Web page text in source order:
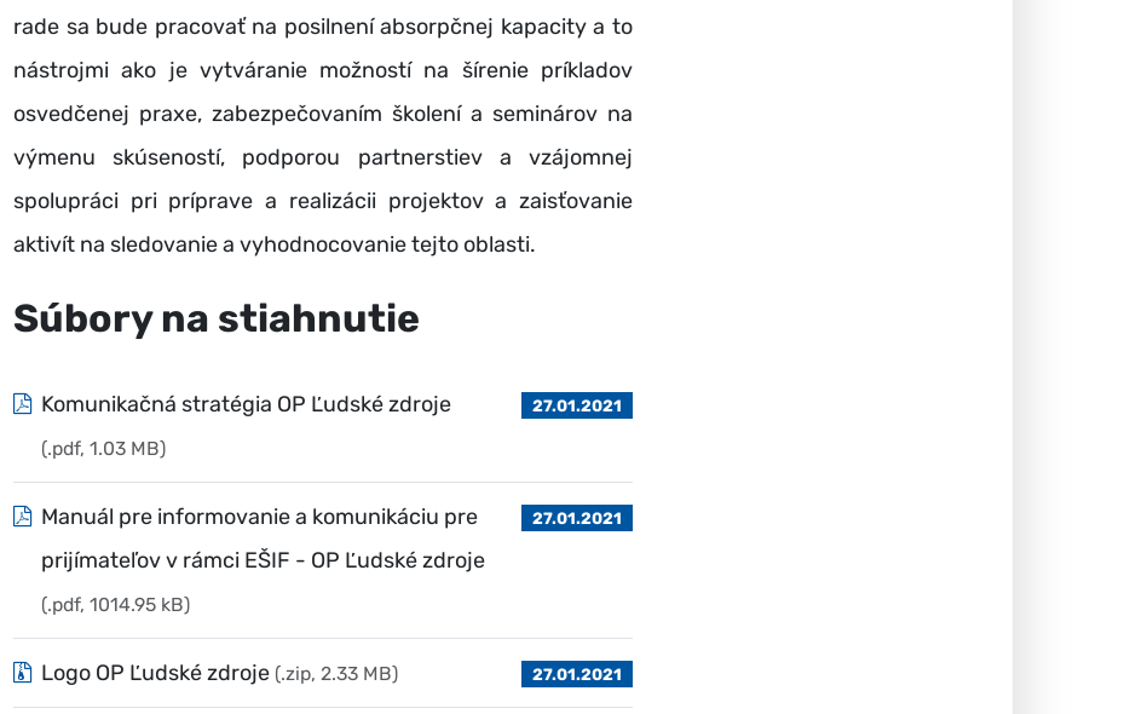
rade sa bude pracovať na posilnení absorpčnej kapacity a to
nástrojmi ako je vytváranie možností na šírenie príkladov
osvedčenej praxe, zabezpečovaním školení a seminárov na
výmenu skúseností, podporou partnerstiev a vzájomnej
spolupráci pri príprave a realizácii projektov a zaisťovanie
aktivít na sledovanie a vyhodnocovanie tejto oblasti.
Súbory na stiahnutie
Komunikačná stratégia OP Ľudské zdroje
(.pdf, 1.03 MB)
27.01.2021
Manuál pre informovanie a komunikáciu pre
prijímateľov v rámci EŠIF - OP Ľudské zdroje
(.pdf, 1014.95 kB)
27.01.2021
Logo OP Ľudské zdroje (.zip, 2.33 MB) 27.01.2021